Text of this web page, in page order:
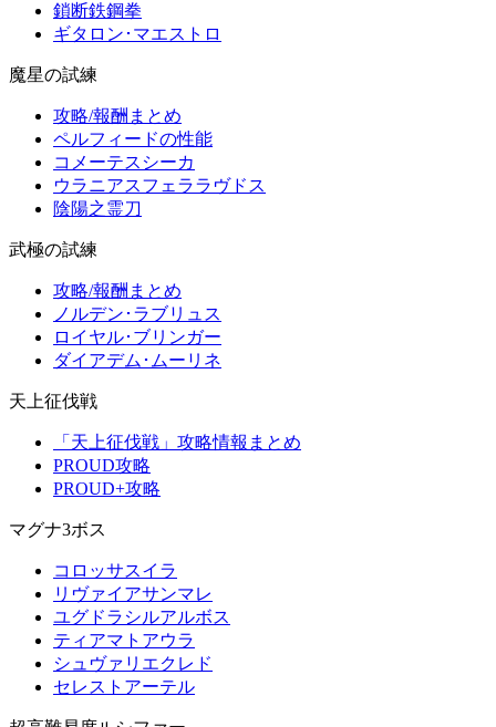
鎖断鉄鋼拳
ギタロン･マエストロ
魔星の試練
攻略/報酬まとめ
ペルフィードの性能
コメーテスシーカ
ウラニアスフェララヴドス
陰陽之霊刀
武極の試練
攻略/報酬まとめ
ノルデン･ラブリュス
ロイヤル･ブリンガー
ダイアデム･ムーリネ
天上征伐戦
「天上征伐戦」攻略情報まとめ
PROUD攻略
PROUD+攻略
マグナ3ボス
コロッサスイラ
リヴァイアサンマレ
ユグドラシルアルボス
ティアマトアウラ
シュヴァリエクレド
セレストアーテル